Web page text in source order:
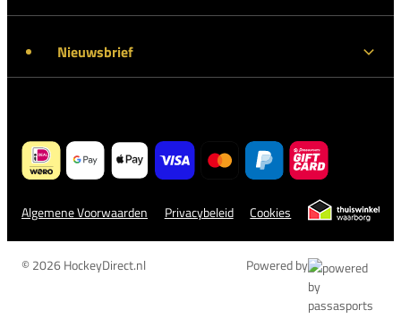
Nieuwsbrief
Algemene Voorwaarden Privacybeleid Cookies
© 2026 HockeyDirect.nl Powered by